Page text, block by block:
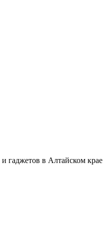
гаджетов в Алтайском крае